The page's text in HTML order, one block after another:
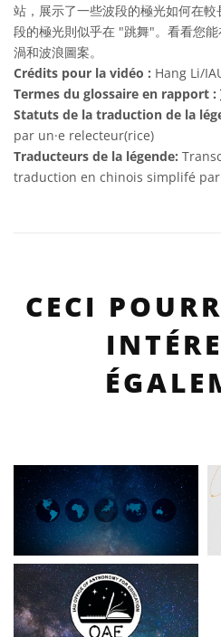
站，展示了一些波段的極光如何在
段的極光則似乎在 "跳舞"。看看您
渦和波浪圖案。
Crédits pour la vidéo : Hang Li/
Termes du glossaire en rapport :
Statuts de la traduction de la
par un·e relecteur(rice)
Traducteurs de la légende:
traduction en chinois simplifé par
CECI